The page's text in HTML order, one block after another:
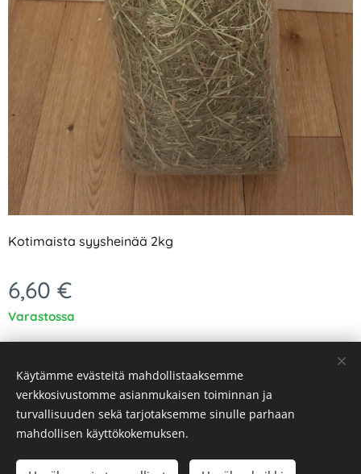
Kotimaista syysheinää 2kg
6,60 €
Varastossa
Evästeet
Käytämme evästeitä mahdollistaaksemme
verkkosivustomme asianmukaisen toiminnan ja
turvallisuuden sekä tarjotaksemme sinulle parhaan
mahdollisen käyttökokemuksen.